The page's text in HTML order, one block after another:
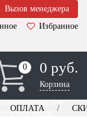
Вызов менеджера
Избранное
0
0 0 руб.
Корзина
менеджера для
заказа
ОПЛАТА